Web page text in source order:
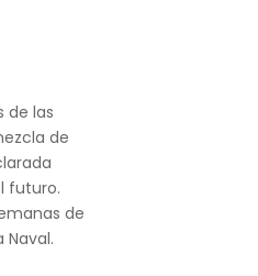
de las
de
futuro.
de